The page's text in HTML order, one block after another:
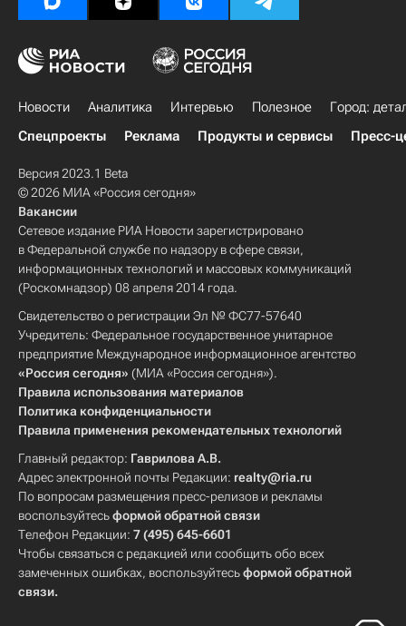
Новости Аналитика Интервью Полезное
Город:
Спецпроекты
Реклама Продукты и сервисы Пресс-
Версия 2023.1 Beta
© 2026 МИА «Россия сегодня»
Вакансии
Сетевое издание РИА Новости зарегистрировано
в Федеральной службе по надзору в сфере связи,
информационных технологий и массовых коммуникаций
(Роскомнадзор) 08 апреля 2014 года.
Свидетельство о регистрации Эл № ФС77-57640
Учредитель: Федеральное государственное унитарное
предприятие Международное информационное агентство
«Россия сегодня» (МИА «Россия сегодня»).
Правила использования материалов
Политика конфиденциальности
Правила применения рекомендательных технологий
Главный редактор: Гаврилова А.В.
Адрес электронной почты Редакции: realty@ria.ru
По вопросам размещения пресс-релизов и рекламы
воспользуйтесьформой обратной связи
Телефон Редакции: 7 (495) 645-6601
Чтобы связаться с редакцией или сообщить обо всех
замеченных ошибках, воспользуйтесьформой обратной
связи.